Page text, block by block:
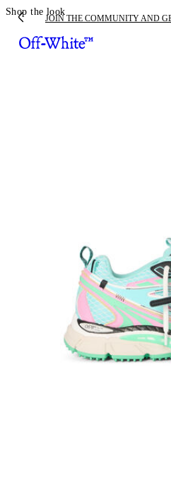
JOIN THE COMMUNITY AND
Shop the look